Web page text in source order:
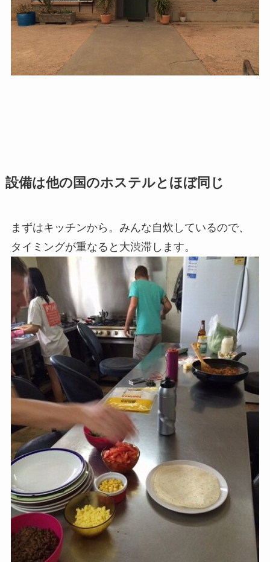
設備は他の国のホステルとほぼ同じ
まずはキッチンから。みんな自炊しているので、
タイミングが重なると大渋滞します。